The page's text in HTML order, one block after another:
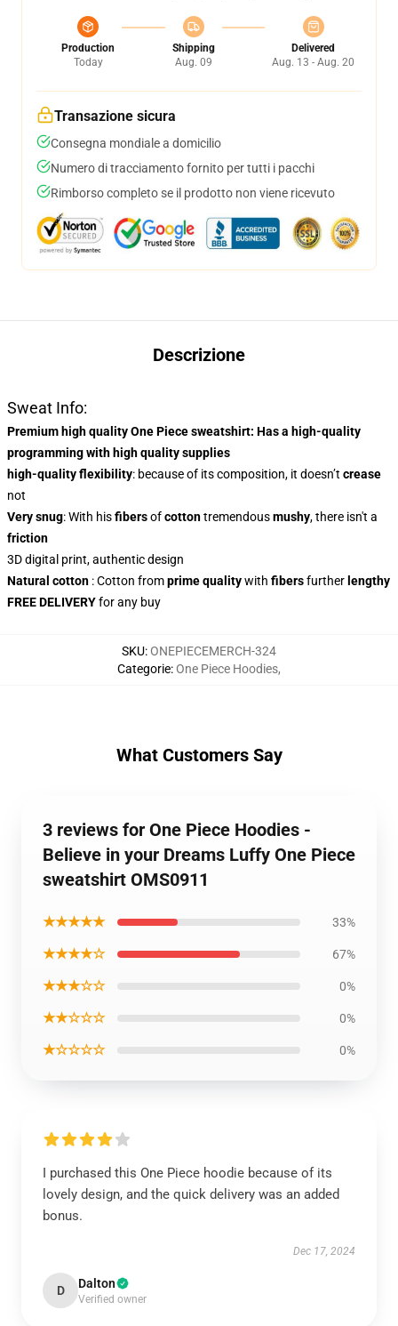
Production
Today
Shipping
Aug. 09
Delivered
Aug. 13 - Aug. 20
Transazione sicura
Consegna mondiale a domicilio
Numero di tracciamento fornito per tutti i pacchi
Rimborso completo se il prodotto non viene ricevuto
Descrizione
Sweat Info:
Premium high quality One Piece sweatshirt: Has a high-quality
programmingwith high quality supplies
high-quality flexibility: because of its composition, it doesn’t crease
not
Very snug: With hisfibersofcottontremendousmushy, there isn't a
friction
3D digital print, authentic design
Natural cotton : Cotton fromprime qualitywith fibersfurther lengthy
FREE DELIVERYfor any buy
SKU:ONEPIECEMERCH-324
Categorie:One Piece Hoodies,
What Customers Say
3 reviews for One Piece Hoodies -
Believe in your Dreams Luffy One Piece
sweatshirt OMS0911
★★★★★ 33%
★★★★☆ 67%
★★★☆☆ 0%
★★☆☆☆ 0%
★☆☆☆☆ 0%
I purchased this One Piece hoodie because of its
lovely design, and the quick delivery was an added
bonus.
Dec 17, 2024
D Dalton
Verified owner